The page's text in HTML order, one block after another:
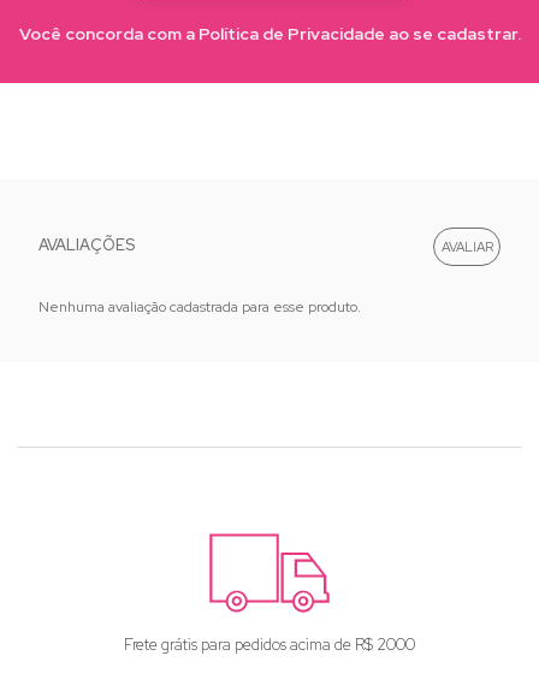
Você concorda com a Política de Privacidade ao se cadastrar.
AVALIAÇÕES
Nenhuma avaliação cadastrada para esse produto.
Frete grátis para pedidos acima de R$ 2000